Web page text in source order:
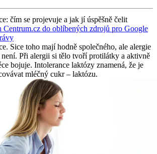
čím se projevuje a jak jí úspěšně čelit
Centrum.cz do oblíbených zdrojů pro Google
Sice toho mají hodně společného, ale alergie
Při alergii si tělo tvoří protilátky a aktivně
bojuje. Intolerance laktózy znamená, že je
mléčný cukr – laktózu.